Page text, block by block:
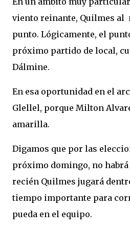
viento reinante, Quilmes al
punto. Lógicamente, el
próximo partido de local,
Dálmine.
En esa oportunidad en el
Glellel, porque Milton
amarilla.
Digamos que por las
próximo domingo, no habrá
recién Quilmes jugará
tiempo importante para
pueda en el equipo.